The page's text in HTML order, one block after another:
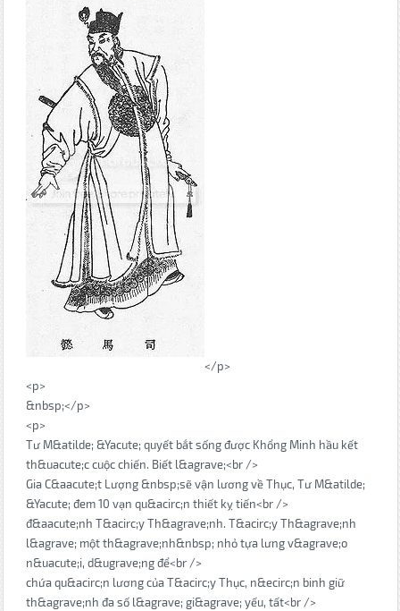
</p>
<p>
&nbsp;</p>
<p>
Tư M&atilde; &Yacute; quyết bắt sống được Khổng Minh hầu kết
th&uacute;c cuộc chiến. Biết l&agrave;<br />
Gia C&aacute;t Lượng &nbsp;sẽ vận lương về Thục, Tư M&atilde;
&Yacute; đem 10 vạn qu&acirc;n thiết kỵ tiến<br />
đ&aacute;nh T&acirc;y Th&agrave;nh. T&acirc;y Th&agrave;nh
l&agrave; một th&agrave;nh&nbsp; nhỏ tựa lưng v&agrave;o
n&uacute;i, d&ugrave;ng để<br />
chứa qu&acirc;n lương của T&acirc;y Thục, n&ecirc;n binh giữ
th&agrave;nh đa số l&agrave; gi&agrave; yếu, tất<br />